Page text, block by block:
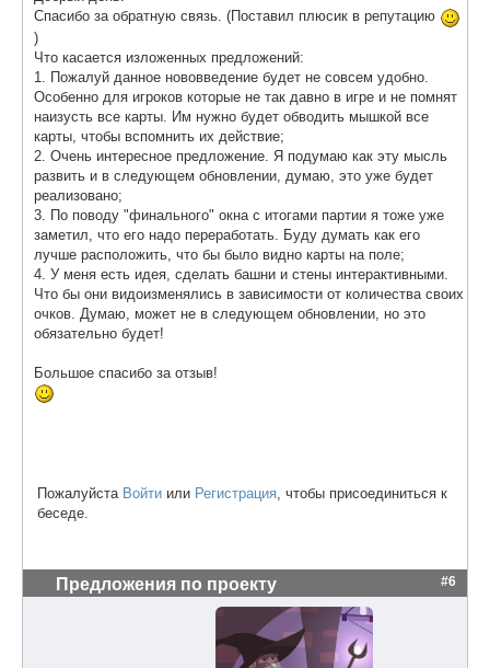
Спасибо за обратную связь. (Поставил плюсик в репутацию
)
Что касается изложенных предложений:
1. Пожалуй данное нововведение будет не совсем удобно.
Особенно для игроков которые не так давно в игре и не помнят
наизусть все карты. Им нужно будет обводить мышкой все
карты, чтобы вспомнить их действие;
2. Очень интересное предложение. Я подумаю как эту мысль
развить и в следующем обновлении, думаю, это уже будет
реализовано;
3. По поводу "финального" окна с итогами партии я тоже уже
заметил, что его надо переработать. Буду думать как его
лучше расположить, что бы было видно карты на поле;
4. У меня есть идея, сделать башни и стены интерактивными.
Что бы они видоизменялись в зависимости от количества своих
очков. Думаю, может не в следующем обновлении, но это
обязательно будет!
Большое спасибо за отзыв!
Пожалуйста Войти или Регистрация , чтобы присоединиться к
беседе.
Предложения по проекту #6